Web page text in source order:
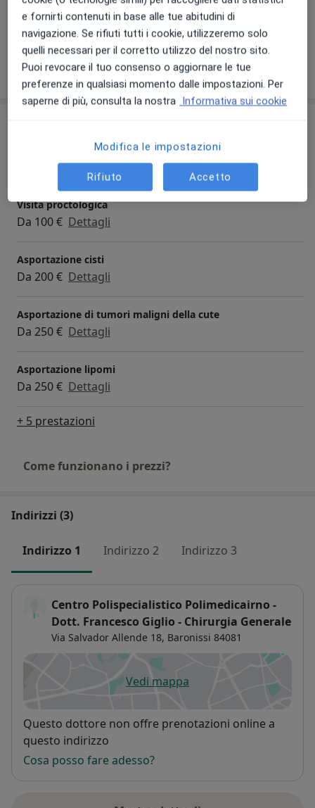
Adulti
Bambini a partire da 14 anni (Solo in alcuni indirizzi)
Mostra dettagli
sull'esperienza
Visita di chirurgia generale
Da 100 € Dettagli
Visita proctologica
Da 100 € Dettagli
Asportazione cisti
Da 200 € Dettagli
Asportazione di tumori maligni della cute
Da 250 € Dettagli
Asportazione lipomi
Da 250 € Dettagli
+ 5 prestazioni
Come funzionano i prezzi?
Indirizzi (3)
Indirizzo 1 Indirizzo 2 Indirizzo 3
Centro Polispecialistico Polimedicairno -
Dott. Francesco Giglio - Chirurgia Generale
Via Salvador Allende 18, Baronissi 84081
Vedi mappasi apre in una nuova scheda
Disponibilità
Questo dottore non offre prenotazioni online a
questo indirizzo
Cosa posso fare adesso?
e fornirti contenuti in base alle tue abitudini di
navigazione. Se rifiuti tutti i cookie, utilizzeremo solo
quelli necessari per il corretto utilizzo del nostro sito.
Puoi revocare il tuo consenso o aggiornare le tue
preferenze in qualsiasi momento dalle impostazioni. Per
saperne di più, consulta la nostra Informativa sui cookie
Modifica le impostazioni
Rifiuto Accetto